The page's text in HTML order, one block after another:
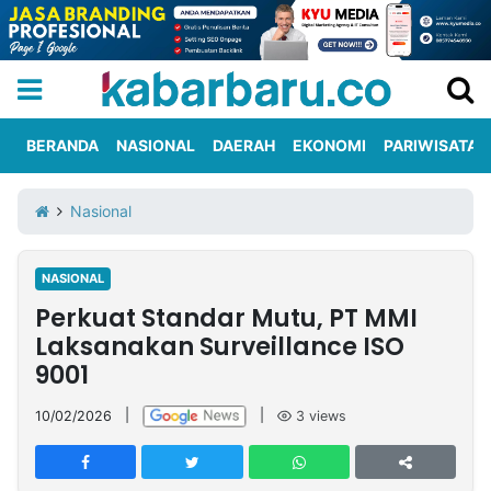
Iklan
Berita
Kami
Nasional
International
Olahraga
Entertainment
Daerah
Pariwisata
Kuliner
Kolom
Network
PT
TREETAN
BERANDA NASIONAL DAERAH EKONOMI PARIWISATA
Nasional
NASIONAL
Perkuat Standar Mutu, PT MMI
Laksanakan Surveillance ISO
9001
10/02/2026 3 views